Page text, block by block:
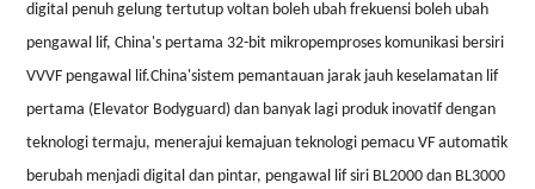
digital penuh gelung tertutup voltan boleh ubah frekuensi boleh ubah
pengawal lif, China's pertama 32-bit mikropemproses komunikasi bersiri
VVVF pengawal lif.China'sistem pemantauan jarak jauh keselamatan lif
pertama (Elevator Bodyguard) dan banyak lagi produk inovatif dengan
teknologi termaju, menerajui kemajuan teknologi pemacu VF automatik
berubah menjadi digital dan pintar, pengawal lif siri BL2000 dan BL3000